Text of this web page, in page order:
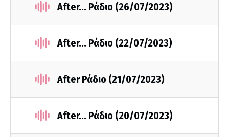
After... Ράδιο (26/07/2023)
After... Ράδιο (22/07/2023)
After Ράδιο (21/07/2023)
After... Ράδιο (20/07/2023)